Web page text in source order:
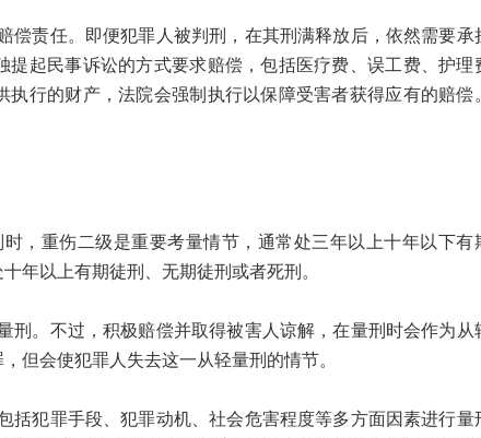
责任。即便犯罪人被判刑，在其刑满释放后，依然需要承
起民事诉讼的方式要求赔偿，包括医疗费、误工费、护理
行的财产，法院会强制执行以保障受害者获得应有的赔偿
重伤二级是重要考量情节，通常处三年以上十年以下有
年以上有期徒刑、无期徒刑或者死刑。
。不过，积极赔偿并取得被害人谅解，在量刑时会作为从
但会使犯罪人失去这一从轻量刑的情节。
犯罪手段、犯罪动机、社会危害程度等多方面因素进行量